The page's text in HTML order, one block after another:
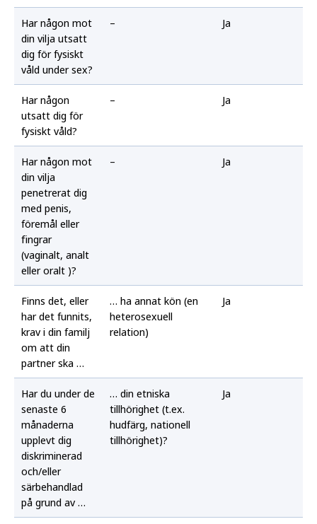
Har någon mot
din vilja utsatt
dig för fysiskt
våld under sex?
– Ja
Har någon
utsatt dig för
fysiskt våld?
– Ja
Har någon mot
din vilja
penetrerat dig
med penis,
föremål eller
fingrar
(vaginalt, analt
eller oralt )?
– Ja
Finns det, eller
har det funnits,
krav i din familj
om att din
partner ska …
… ha annat kön (en
heterosexuell
relation)
Ja
Har du under de
senaste 6
månaderna
upplevt dig
diskriminerad
och/eller
särbehandlad
på grund av …
… din etniska
tillhörighet (t.ex.
hudfärg, nationell
tillhörighet)?
Ja